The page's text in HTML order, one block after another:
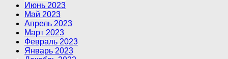
Июнь 2023
Май 2023
Апрель 2023
Март 2023
Февраль 2023
Январь 2023